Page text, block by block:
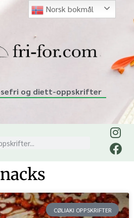
og diett-oppskrifter
CØLIAKI OPPSKRIFTER
Norsk bokmål